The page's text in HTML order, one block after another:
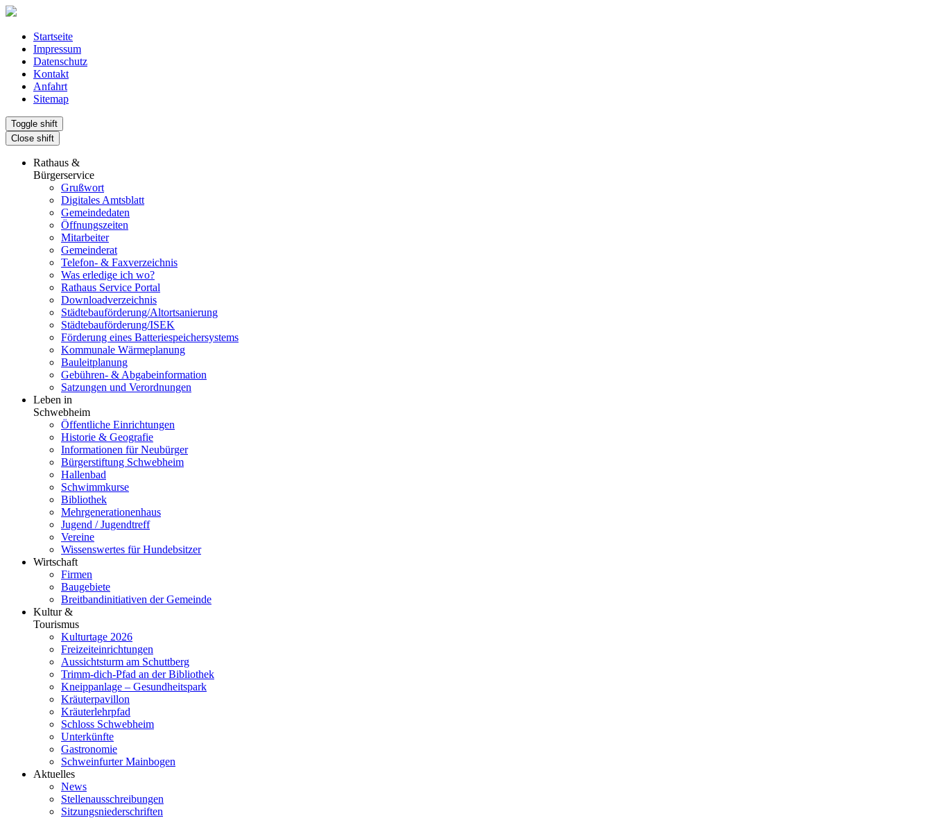
Startseite
Impressum
Datenschutz
Kontakt
Anfahrt
Sitemap
Toggle shift
Close shift
Rathaus &
Bürgerservice
Grußwort
Digitales Amtsblatt
Gemeindedaten
Öffnungszeiten
Mitarbeiter
Gemeinderat
Telefon- & Faxverzeichnis
Was erledige ich wo?
Rathaus Service Portal
Downloadverzeichnis
Städtebauförderung/Altortsanierung
Städtebauförderung/ISEK
Förderung eines Batteriespeichersystems
Kommunale Wärmeplanung
Bauleitplanung
Gebühren- & Abgabeinformation
Satzungen und Verordnungen
Leben in
Schwebheim
Öffentliche Einrichtungen
Historie & Geografie
Informationen für Neubürger
Bürgerstiftung Schwebheim
Hallenbad
Schwimmkurse
Bibliothek
Mehrgenerationenhaus
Jugend / Jugendtreff
Vereine
Wissenswertes für Hundebsitzer
Wirtschaft
Firmen
Baugebiete
Breitbandinitiativen der Gemeinde
Kultur &
Tourismus
Kulturtage 2026
Freizeiteinrichtungen
Aussichtsturm am Schuttberg
Trimm-dich-Pfad an der Bibliothek
Kneippanlage – Gesundheitspark
Kräuterpavillon
Kräuterlehrpfad
Schloss Schwebheim
Unterkünfte
Gastronomie
Schweinfurter Mainbogen
Aktuelles
News
Stellenausschreibungen
Sitzungsniederschriften